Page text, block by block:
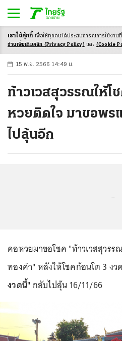
-ก ก ก+
15 พ.ย. 2566 14:49 น.
ท้าวเวสสุวรรณให้โ
หวยติดใจ มาขอพร
ไปลุ้นอีก
คอหวยมาขอโชค "ท้าวเวสสุวร
ทองคำ" หลังให้โชคก้อนโต 3 ง
งวดนี้"กลับไปลุ้น 16/11/66
เราใช้คุ้กกี้ เพื่อให้ทุกคนได้ประสบการณ์การใช้งาน
อ่านเพิ่มเติมคลิก (Privacy Policy) และ (Cookie